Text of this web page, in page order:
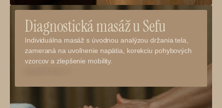
Diagnostická masáž u Sefu
Individuálna masáž s úvodnou analýzou držania tela,
zameraná na uvoľnenie napätia, korekciu pohybových
vzorcov a zlepšenie mobility.